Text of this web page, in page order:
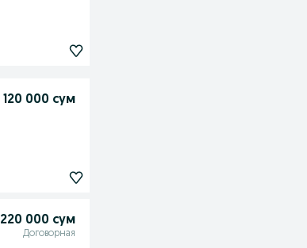
120 000 сум
220 000 сум
Договорная